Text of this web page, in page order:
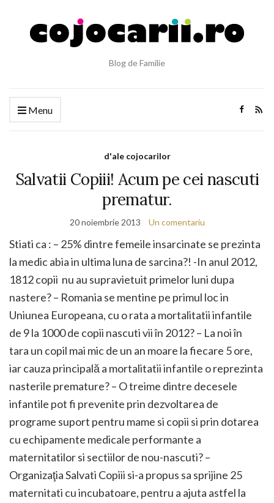
Blog de Familie
Menu
d'ale cojocarilor
Salvatii Copiii! Acum pe cei nascuti
prematur.
20 noiembrie 2013 Un comentariu
Stiati ca : – 25% dintre femeile insarcinate se prezinta
la medic abia in ultima luna de sarcina?! -In anul 2012,
1812 copii nu au supravietuit primelor luni dupa
nastere? – Romania se mentine pe primul loc in
Uniunea Europeana, cu o rata a mortalitatii infantile
de 9 la 1000 de copii nascuti vii în 2012? – La noi în
tara un copil mai mic de un an moare la fiecare 5 ore,
iar cauza principală a mortalitatii infantile o reprezinta
nasterile premature? – O treime dintre decesele
infantile pot fi prevenite prin dezvoltarea de
programe suport pentru mame si copii si prin dotarea
cu echipamente medicale performante a
maternitatilor si sectiilor de nou-nascuti? –
Organizaţia Salvati Copiii si-a propus sa sprijine 25
maternitati cu incubatoare, pentru a ajuta astfel la